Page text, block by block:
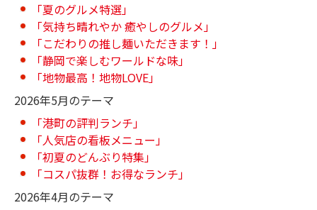
「夏のグルメ特選」
「気持ち晴れやか 癒やしのグルメ」
「こだわりの推し麺いただきます！」
「静岡で楽しむワールドな味」
「地物最高！地物LOVE」
2026年5月のテーマ
「港町の評判ランチ」
「人気店の看板メニュー」
「初夏のどんぶり特集」
「コスパ抜群！お得なランチ」
2026年4月のテーマ